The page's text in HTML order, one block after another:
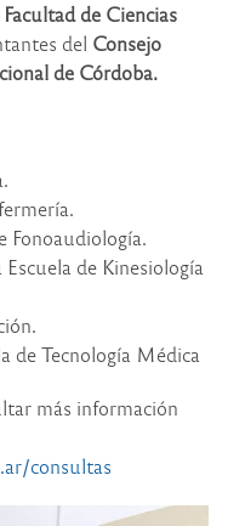
de Ciencias
del Consejo
de Córdoba.
Fonoaudiología.
de Kinesiología
de Tecnología Médica
más información
consultas